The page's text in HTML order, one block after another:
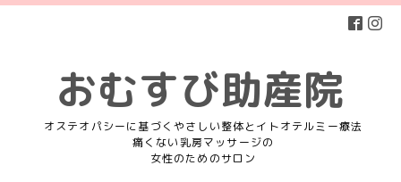
おむすび助産院
オステオパシーに基づくやさしい整体とイトオテルミー療法
痛くない乳房マッサージの
女性のためのサロン